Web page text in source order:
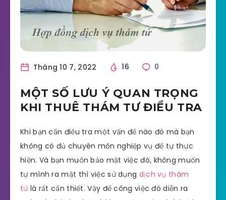
Tháng 10 7, 2022 16 0
MỘT SỐ LƯU Ý QUAN TRỌNG
KHI THUÊ THÁM TƯ ĐIỀU TRA
Khi bạn cần điều tra một vấn đề nào đó mà bạn
không có đủ chuyên môn nghiệp vụ để tự thực
hiện. Và bạn muốn bảo mật việc đó, không muốn
tự mình ra mặt thì việc sử dụng dịch vụ thám
tửlà rất cần thiết. Vậy để công việc đó diễn ra